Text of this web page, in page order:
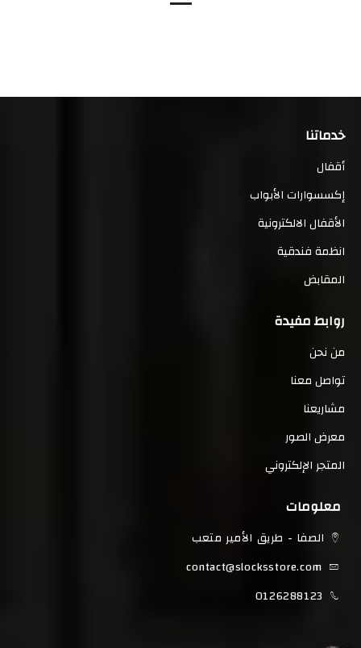
خدماتنا
أقفال
إكسسوارات الأبواب
الأقفال الالكترونية
انظمة فندقية
المقابض
روابط مفيدة
من نحن
تواصل معنا
مشاريعنا
معرض الصور
المتجر الإلكتروني
معلومات
الصفا - طريق الأمير متعب